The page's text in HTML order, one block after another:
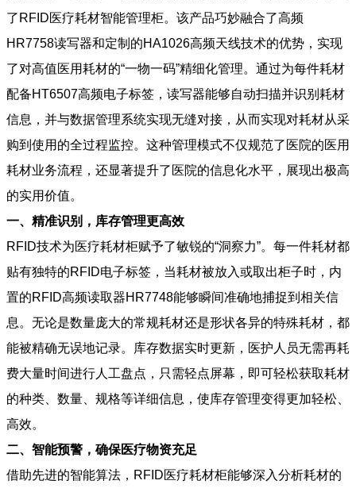
了RFID医疗耗材智能管理柜。该产品巧妙融合了高频
HR7758读写器和定制的HA1026高频天线技术的优势，实现
了对高值医用耗材的“一物一码”精细化管理。通过为每件耗材
配备HT6507高频电子标签，读写器能够自动扫描并识别耗材
信息，并与数据管理系统实现无缝对接，从而实现对耗材从采
购到使用的全过程监控。这种管理模式不仅规范了医院的医用
耗材业务流程，还显著提升了医院的信息化水平，展现出极高
的实用价值。
一、精准识别，库存管理更高效
RFID技术为医疗耗材柜赋予了敏锐的“洞察力”。每一件耗材都
贴有独特的RFID电子标签，当耗材被放入或取出柜子时，内
置的RFID高频读取器HR7748能够瞬间准确地捕捉到相关信
息。无论是数量庞大的常规耗材还是形状各异的特殊耗材，都
能被精确无误地记录。库存数据实时更新，医护人员无需再耗
费大量时间进行人工盘点，只需轻点屏幕，即可轻松获取耗材
的种类、数量、规格等详细信息，使库存管理变得更加轻松、
高效。
二、智能预警，确保医疗物资充足
借助先进的智能算法，RFID医疗耗材柜能够深入分析耗材的